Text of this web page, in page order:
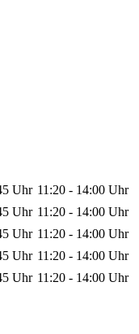
Uhr 11:20 - 14:00 Uhr
Uhr 11:20 - 14:00 Uhr
Uhr 11:20 - 14:00 Uhr
Uhr 11:20 - 14:00 Uhr
Uhr 11:20 - 14:00 Uhr